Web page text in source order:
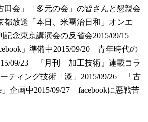
会」「多元の会」の皆さんと懇親会
放送「本日、米團治日和」オンエ
記念東京講演会の反省会2015/09/15
」準備中2015/09/20 青年時代の
09/23 『月刊 加工技術』連載コラ
ティング技術「漆」 2015/09/26 「古
企画中2015/09/27 facebookに悪戦苦